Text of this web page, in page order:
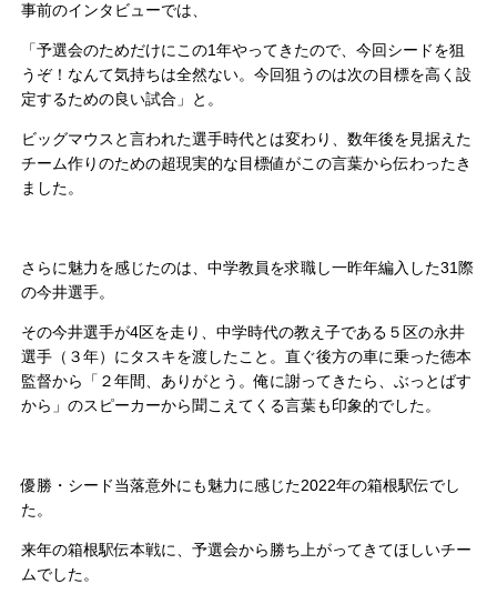
事前のインタビューでは、
「予選会のためだけにこの1年やってきたので、今回シードを狙
うぞ！なんて気持ちは全然ない。今回狙うのは次の目標を高く設
定するための良い試合」と。
ビッグマウスと言われた選手時代とは変わり、数年後を見据えた
チーム作りのための超現実的な目標値がこの言葉から伝わったき
ました。
さらに魅力を感じたのは、中学教員を求職し一昨年編入した31際
の今井選手。
その今井選手が4区を走り、中学時代の教え子である５区の永井
選手（３年）にタスキを渡したこと。直ぐ後方の車に乗った徳本
監督から「２年間、ありがとう。俺に謝ってきたら、ぶっとばす
から」のスピーカーから聞こえてくる言葉も印象的でした。
優勝・シード当落意外にも魅力に感じた2022年の箱根駅伝でし
た。
来年の箱根駅伝本戦に、予選会から勝ち上がってきてほしいチー
ムでした。